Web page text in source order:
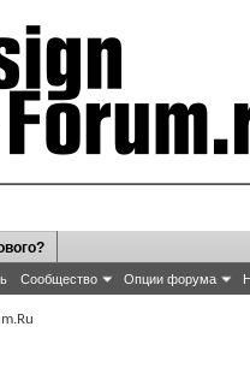
Сообщество Опции форума